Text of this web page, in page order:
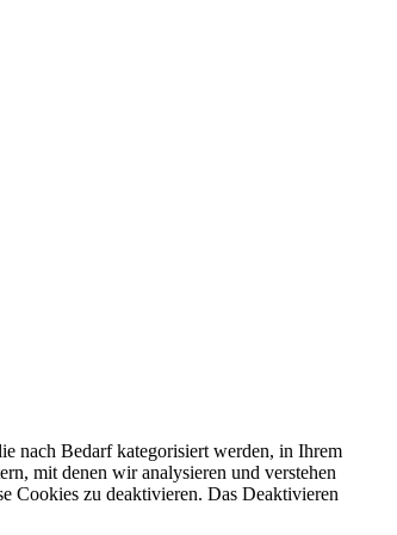
nach Bedarf kategorisiert werden, in Ihrem
mit denen wir analysieren und verstehen
Cookies zu deaktivieren. Das Deaktivieren